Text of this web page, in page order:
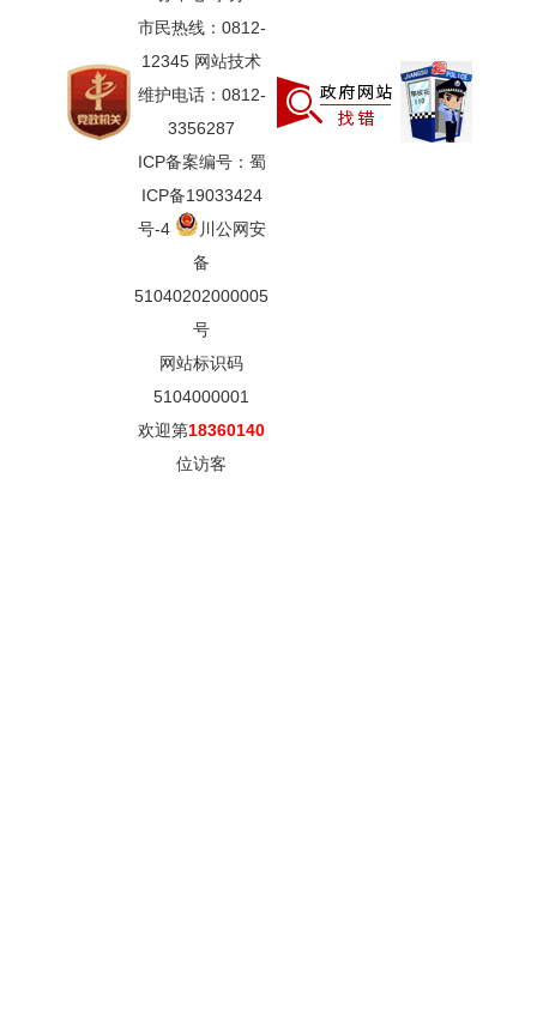
市民热线：0812-
12345 网站技术
维护电话：0812-
3356287
ICP备案编号：蜀
ICP备19033424
号-4
川公网安
备
51040202000005
号
网站标识码
5104000001
欢迎第18360140
位访客